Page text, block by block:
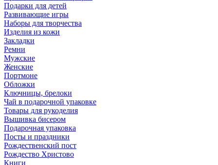
Подарки для детей
Развивающие игры
Наборы для творчества
Изделия из кожи
Закладки
Ремни
Мужские
Женские
Портмоне
Обложки
Ключницы, брелоки
Чай в подарочной упаковке
Товары для рукоделия
Вышивка бисером
Подарочная упаковка
Посты и праздники
Рождественский пост
Рождество Христово
Книги